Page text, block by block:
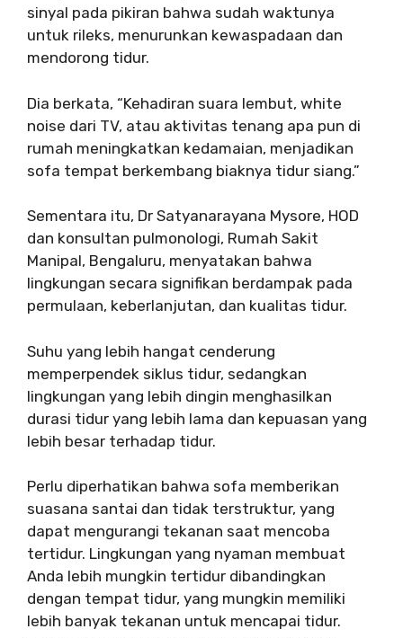
sinyal pada pikiran bahwa sudah waktunya
untuk rileks, menurunkan kewaspadaan dan
mendorong tidur.
Dia berkata, “Kehadiran suara lembut, white
noise dari TV, atau aktivitas tenang apa pun di
rumah meningkatkan kedamaian, menjadikan
sofa tempat berkembang biaknya tidur siang.”
Sementara itu, Dr Satyanarayana Mysore, HOD
dan konsultan pulmonologi, Rumah Sakit
Manipal, Bengaluru, menyatakan bahwa
lingkungan secara signifikan berdampak pada
permulaan, keberlanjutan, dan kualitas tidur.
Suhu yang lebih hangat cenderung
memperpendek siklus tidur, sedangkan
lingkungan yang lebih dingin menghasilkan
durasi tidur yang lebih lama dan kepuasan yang
lebih besar terhadap tidur.
Perlu diperhatikan bahwa sofa memberikan
suasana santai dan tidak terstruktur, yang
dapat mengurangi tekanan saat mencoba
tertidur. Lingkungan yang nyaman membuat
Anda lebih mungkin tertidur dibandingkan
dengan tempat tidur, yang mungkin memiliki
lebih banyak tekanan untuk mencapai tidur.